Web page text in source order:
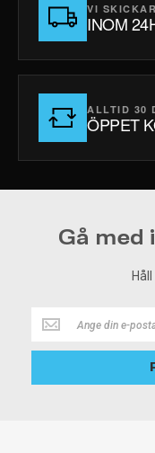
VI
INOM
ALLTID 30
ÖPPET
Gå
Håll
dig
alltid